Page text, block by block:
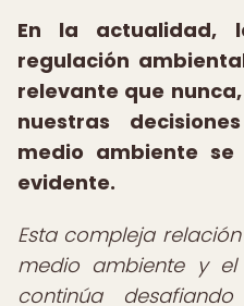
En la actualidad,
regulación
relevante que
nuestras
medio ambiente
evidente.
Esta compleja
medio ambiente y
continúa